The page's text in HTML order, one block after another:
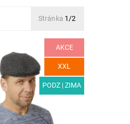
Stránka 1/2
AKCE
XXL
PODZ | ZIMA
Pánská vlněná bekovka
do chladného
doplněk vašeho
Výtečnou tepelnou
Skladem
4/55